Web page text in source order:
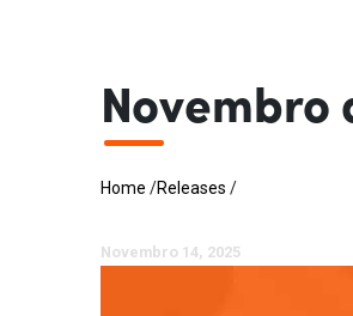
Novembro
Home /Releases /
Novembro 14, 2025